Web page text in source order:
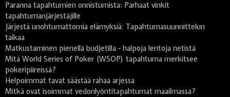
Paranna tapahtumien onnistumista: Parhaat vinkit
tapahtumanjärjestäjille
Järjestä unohtumattomia elämyksiä: Tapahtumasuunnittelun
taikaa
Matkustaminen pienellä budjetilla - halpoja lentoja netistä
Mitä World Series of Poker (WSOP) tapahtuma merkitsee
pokeripiireissä?
Helpoimmat tavat säästää rahaa arjessa
Mitkä ovat isoimmat vedonlyöntitapahtumat maailmassa?